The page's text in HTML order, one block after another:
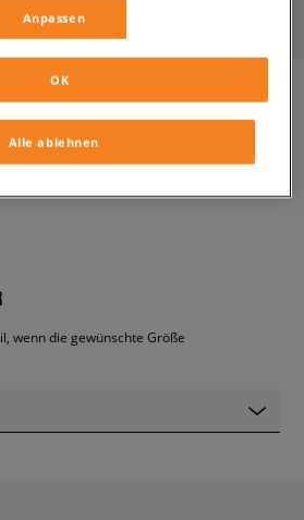
C.RDY
wenn die gewünschte Größe
Anpassen
Alle ablehnen
OK